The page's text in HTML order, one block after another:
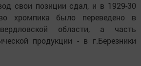
свои позиции сдал, и в 1929-30
хромпика было переведено в
области, а часть
продукции - в г.Березники